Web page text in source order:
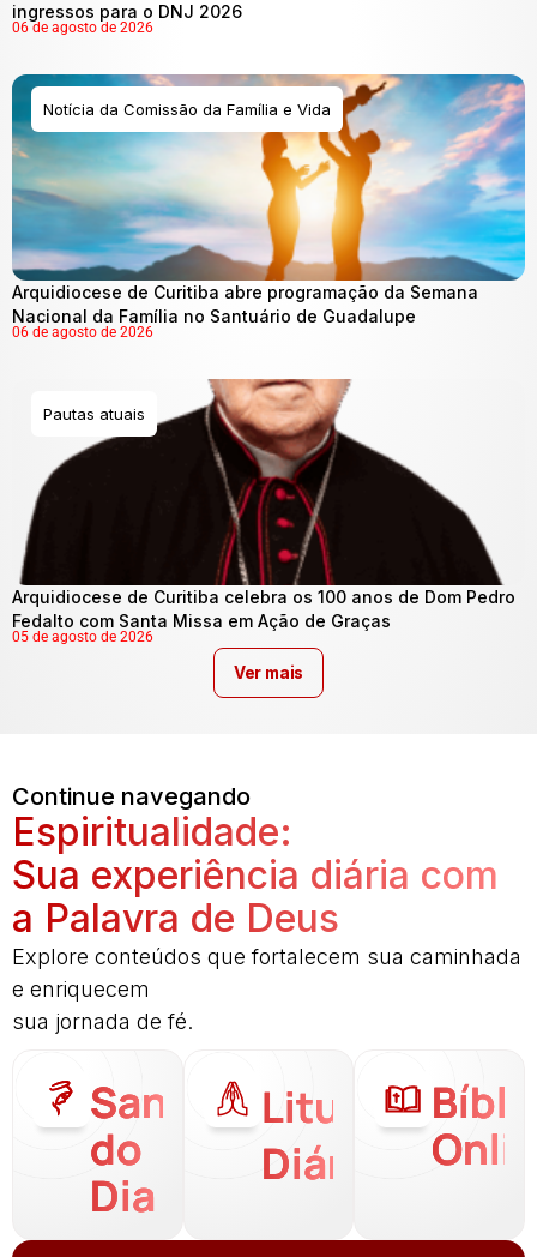
ingressos para o DNJ 2026
06 de agosto de 2026
Notícia da Comissão da Família e Vida
Arquidiocese de Curitiba abre programação da Semana
Nacional da Família no Santuário de Guadalupe
06 de agosto de 2026
Pautas atuais
Arquidiocese de Curitiba celebra os 100 anos de Dom Pedro
Fedalto com Santa Missa em Ação de Graças
05 de agosto de 2026
Ver mais
Continue navegando
Espiritualidade:
Sua experiência diária com
a Palavra de Deus
Explore conteúdos que fortalecem sua caminhada
e enriquecem
sua jornada de fé.
Santo
do
Dia
Liturgia
Diária